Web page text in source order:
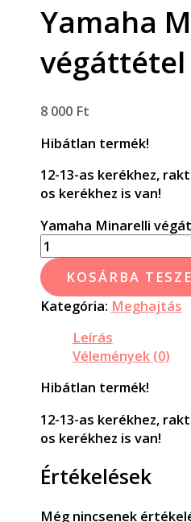
Yamaha
végáttétel
8 000 Ft
Hibátlan termék!
12-13-as kerékhez,
os kerékhez is van!
Yamaha Minarelli
KOSÁRBA
Kategória: Meghajtás
Leírás
Vélemények (0)
Hibátlan termék!
12-13-as kerékhez,
os kerékhez is van!
Értékelések
Még nincsenek